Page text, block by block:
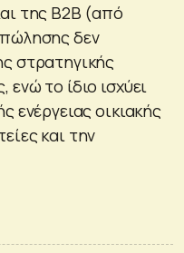
της B2B (από
δεν
στρατηγικής
το ίδιο ισχύει
ενέργειας οικιακής
και την